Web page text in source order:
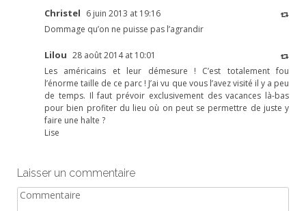
Christel 6 juin 2013 at 19:16
Dommage qu’on ne puisse pas l’agrandir
Lilou 28 août 2014 at 10:01
Les américains et leur démesure ! C’est totalement fou
l’énorme taille de ce parc ! J’ai vu que vous l’avez visité il y a peu
de temps. Il faut prévoir exclusivement des vacances là-bas
pour bien profiter du lieu où on peut se permettre de juste y
faire une halte ?
Lise
Laisser un commentaire